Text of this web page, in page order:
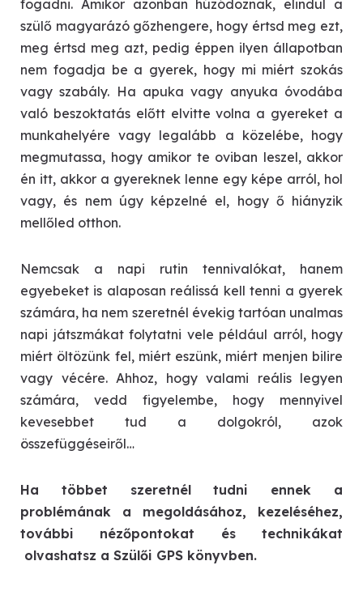
fogadni. Amikor azonban húzódoznak, elindul a
szülő magyarázó gőzhengere, hogy értsd meg ezt,
meg értsd meg azt, pedig éppen ilyen állapotban
nem fogadja be a gyerek, hogy mi miért szokás
vagy szabály. Ha apuka vagy anyuka óvodába
való beszoktatás előtt elvitte volna a gyereket a
munkahelyére vagy legalább a közelébe, hogy
megmutassa, hogy amikor te oviban leszel, akkor
én itt, akkor a gyereknek lenne egy képe arról, hol
vagy, és nem úgy képzelné el, hogy ő hiányzik
mellőled otthon.
Nemcsak a napi rutin tennivalókat, hanem
egyebeket is alaposan reálissá kell tenni a gyerek
számára, ha nem szeretnél évekig tartóan unalmas
napi játszmákat folytatni vele például arról, hogy
miért öltözünk fel, miért eszünk, miért menjen bilire
vagy vécére. Ahhoz, hogy valami reális legyen
számára, vedd figyelembe, hogy mennyivel
kevesebbet tud a dolgokról, azok
összefüggéseiről…
Ha többet szeretnél tudni ennek a
problémának a megoldásához, kezeléséhez,
további nézőpontokat és technikákat
olvashatsz a Szülői GPS könyvben.